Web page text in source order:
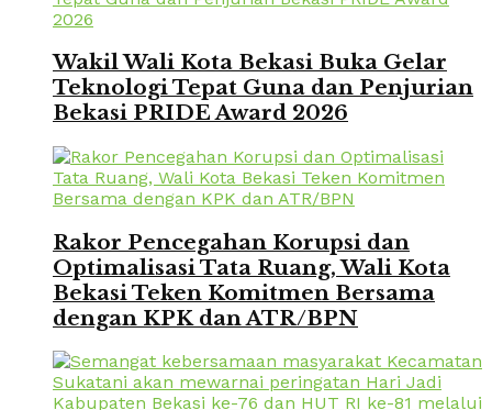
Wakil Wali Kota Bekasi Buka Gelar
Teknologi Tepat Guna dan Penjurian
Bekasi PRIDE Award 2026
Rakor Pencegahan Korupsi dan
Optimalisasi Tata Ruang, Wali Kota
Bekasi Teken Komitmen Bersama
dengan KPK dan ATR/BPN